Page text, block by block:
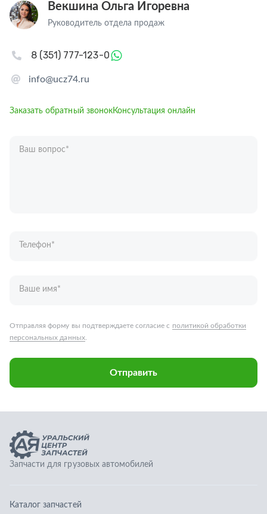
Векшина Ольга Игоревна
Руководитель отдела продаж
info@ucz74.ru
8 (351) 777-123-0
Заказать обратный звонокКонсультация онлайн
Ваш вопрос*
Запчасти для грузовых автомобилей
Каталог запчастей
Спецпредложения
О компании
Контакты
Доставка и оплата